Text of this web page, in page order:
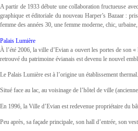
A partir de 1933 débute une collaboration fructueuse
graphique et éditoriale du nouveau Harper’s Bazaar :
femme des années 30, une femme moderne, chic,
Palais Lumière
À l’été 2006, la ville d’Evian a ouvert les portes de son
retrouvé du patrimoine évianais est devenu le nouvel
Le Palais Lumière est à l’origine un établissement
Situé face au lac, au voisinage de l’hôtel de ville
En 1996, la Ville d’Evian est redevenue propriétaire du
Peu après, sa façade principale, son hall d’entrée, son